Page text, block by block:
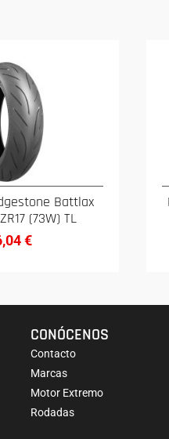
Battlax
(73W) TL
€
CONÓCENOS
Contacto
Marcas
Motor Extremo
Rodadas